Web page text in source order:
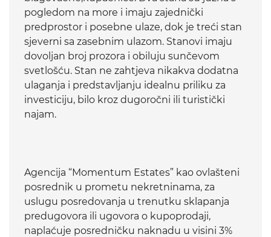
pogledom na more i imaju zajednički
predprostor i posebne ulaze, dok je treći stan
sjeverni sa zasebnim ulazom. Stanovi imaju
dovoljan broj prozora i obiluju sunčevom
svetlošću. Stan ne zahtjeva nikakva dodatna
ulaganja i predstavljanju idealnu priliku za
investiciju, bilo kroz dugoročni ili turistički
najam.
Agencija “Momentum Estates” kao ovlašteni
posrednik u prometu nekretninama, za
uslugu posredovanja u trenutku sklapanja
predugovora ili ugovora o kupoprodaji,
naplaćuje posredničku naknadu u visini 3%